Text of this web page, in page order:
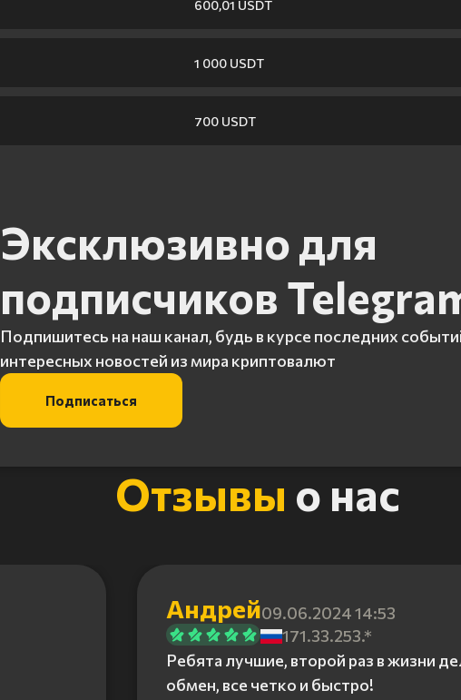
600,01 USDT
1 000 USDT
700 USDT
Эксклюзивно для
подписчиков
Подпишитесь на наш канал, будь в курсе последних
интересных новостей из мира криптовалют
Подписаться
Отзывы о нас
Андрей09.06.2024 14:53
171.33.253.*
Ребята лучшие, второй раз в жизни
обмен, все четко и быстро!